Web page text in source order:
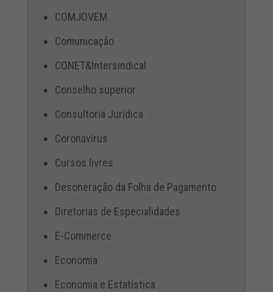
COMJOVEM
Comunicação
CONET&Intersindical
Conselho superior
Consultoria Jurídica
Coronavírus
Cursos livres
Desoneração da Folha de Pagamento
Diretorias de Especialidades
E-Commerce
Economia
Economia e Estatística